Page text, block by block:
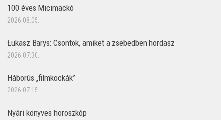
100 éves Micimackó
2026.08.05.
Łukasz Barys: Csontok, amiket a zsebedben hordasz
2026.07.30.
Háborús „filmkockák”
2026.07.15.
Nyári könyves horoszkóp